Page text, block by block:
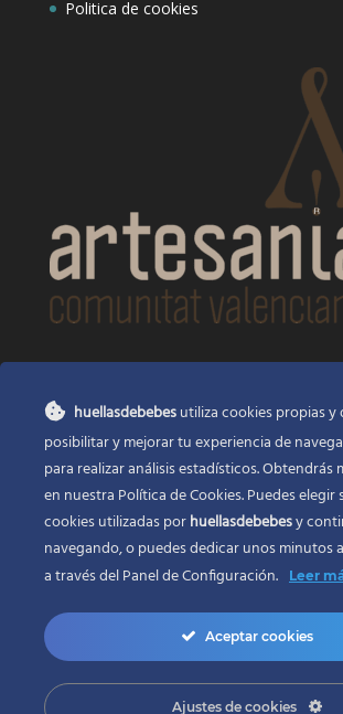
Politica de cookies
Huellas de bebés
Santa Ana, 22Alcasser Valencia 46290
625 120 591
info@huellasdebebes.com
huellasdebebesutiliza cookies propias y
posibilitar y mejorar tu experiencia de
para realizar análisis estadísticos. Obtendrás
en nuestra Política de Cookies. Puedes elegir
cookies utilizadas porhuellasdebebesy
navegando, o puedes dedicar unos minutos
a través delPanel de Configuración. Leer
Aceptar cookies
Ajustes de cookies